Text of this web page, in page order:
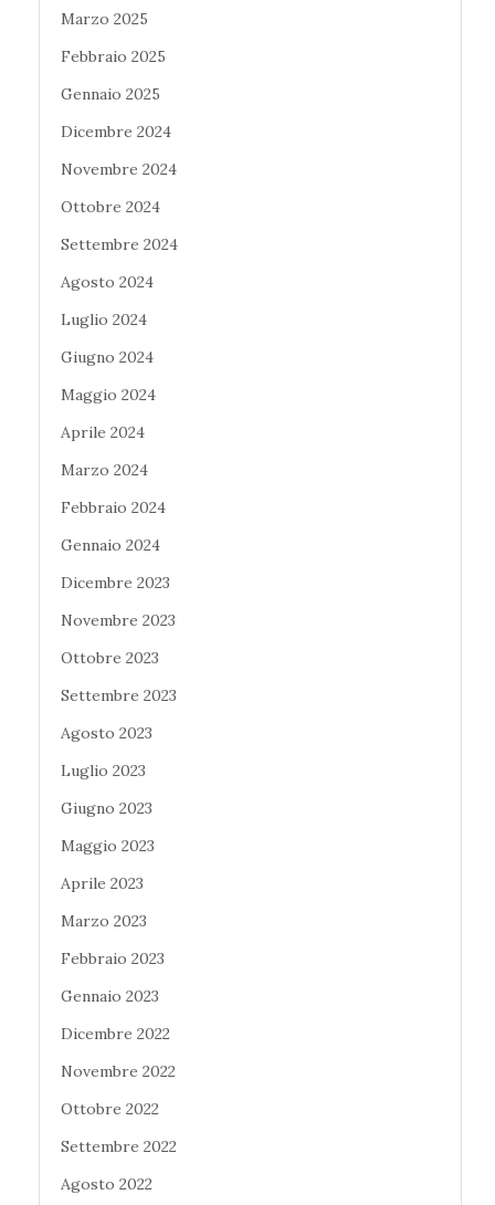
Marzo 2025
Febbraio 2025
Gennaio 2025
Dicembre 2024
Novembre 2024
Ottobre 2024
Settembre 2024
Agosto 2024
Luglio 2024
Giugno 2024
Maggio 2024
Aprile 2024
Marzo 2024
Febbraio 2024
Gennaio 2024
Dicembre 2023
Novembre 2023
Ottobre 2023
Settembre 2023
Agosto 2023
Luglio 2023
Giugno 2023
Maggio 2023
Aprile 2023
Marzo 2023
Febbraio 2023
Gennaio 2023
Dicembre 2022
Novembre 2022
Ottobre 2022
Settembre 2022
Agosto 2022